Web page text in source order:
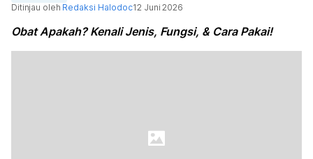
Ditinjau oleh Redaksi Halodoc12 Juni 2026
Obat Apakah? Kenali Jenis, Fungsi, & Cara Pakai!